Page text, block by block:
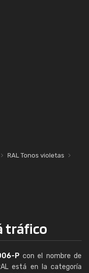
RAL Tonos violetas
tráfico
P con el nombre de
está en la categoría